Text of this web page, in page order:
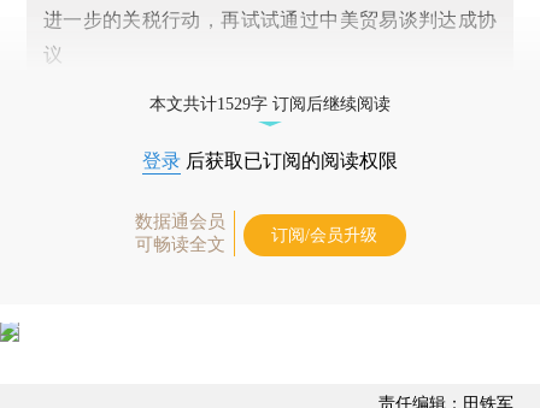
进一步的关税行动，再试试通过中美贸易谈判达成协
议
本文共计1529字 订阅后继续阅读
登录 后获取已订阅的阅读权限
数据通会员
可畅读全文
订阅/会员升级
责任编辑：田铁军